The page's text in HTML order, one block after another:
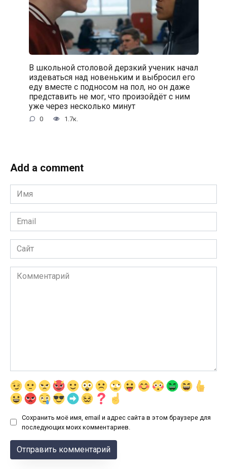
В школьной столовой дерзкий ученик начал
издеваться над новеньким и выбросил его
еду вместе с подносом на пол, но он даже
представить не мог, что произойдёт с ним
уже через несколько минут
0 1.7к.
Add a comment
Имя
*
Email
*
Сайт
Комментарий
Сохранить моё имя, email и адрес сайта в этом браузере для
последующих моих комментариев.